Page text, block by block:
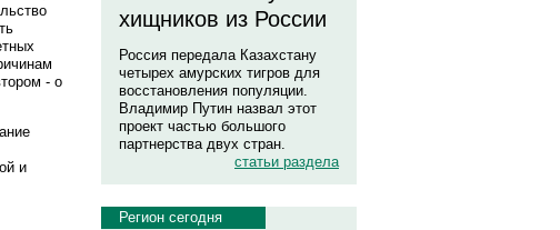
- о
и
хищников из России
Россия передала Казахстану
четырех амурских тигров для
восстановления популяции.
Владимир Путин назвал этот
проект частью большого
партнерства двух стран.
статьи раздела
Регион сегодня